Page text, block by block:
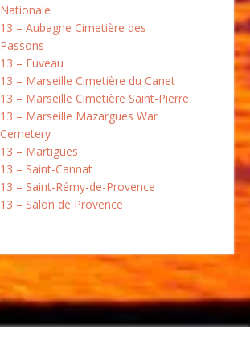
Nationale
13 – Aubagne Cimetière des
Passons
13 – Fuveau
13 – Marseille Cimetière du Canet
13 – Marseille Cimetière Saint-Pierre
13 – Marseille Mazargues War
Cemetery
13 – Martigues
13 – Saint-Cannat
13 – Saint-Rémy-de-Provence
13 – Salon de Provence